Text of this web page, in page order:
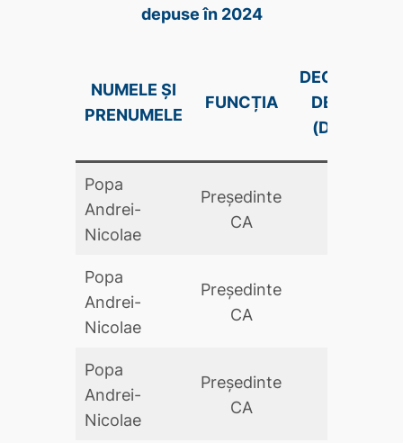
depuse în 2024
NUMELE ȘI
PRENUMELE
FUNCȚIA
DECLARAŢIE
DE AVERE
(DA .PDF)
Popa
Andrei-
Nicolae
Preşedinte
CA
Popa
Andrei-
Nicolae
Preşedinte
CA
Popa
Andrei-
Nicolae
Preşedinte
CA